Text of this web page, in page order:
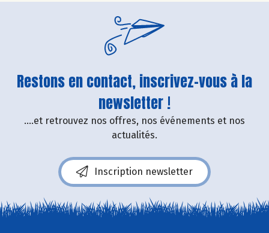
Restons en contact, inscrivez-vous à la
newsletter !
....et retrouvez nos offres, nos événements et nos
actualités.
Inscription newsletter